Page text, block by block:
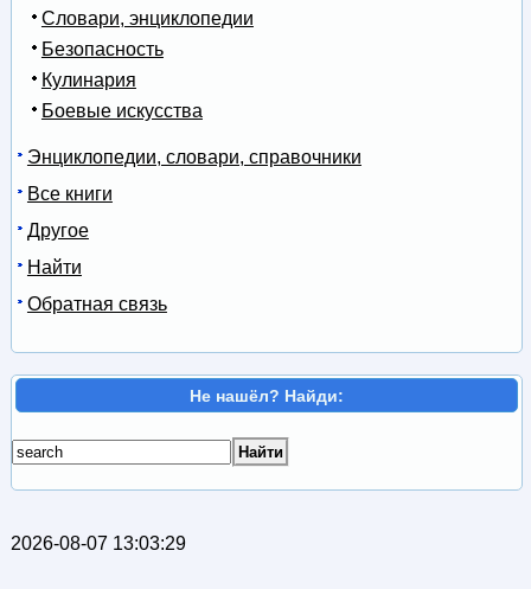
Словари, энциклопедии
Безопасность
Кулинария
Боевые искусства
Энциклопедии, словари, справочники
Все книги
Другое
Найти
Обратная связь
Не нашёл? Найди:
2026-08-07 13:03:29